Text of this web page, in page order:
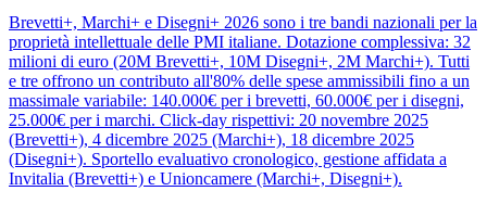
Brevetti+, Marchi+ e Disegni+ 2026 sono i tre bandi nazionali per la
proprietà intellettuale delle PMI italiane. Dotazione complessiva: 32
milioni di euro (20M Brevetti+, 10M Disegni+, 2M Marchi+). Tutti
e tre offrono un contributo all'80% delle spese ammissibili fino a un
massimale variabile: 140.000€ per i brevetti, 60.000€ per i disegni,
25.000€ per i marchi. Click-day rispettivi: 20 novembre 2025
(Brevetti+), 4 dicembre 2025 (Marchi+), 18 dicembre 2025
(Disegni+). Sportello evaluativo cronologico, gestione affidata a
Invitalia (Brevetti+) e Unioncamere (Marchi+, Disegni+).